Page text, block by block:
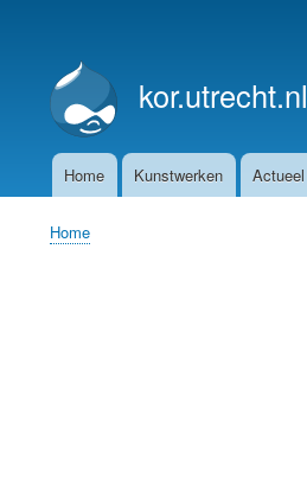
account
menu
kor.utrecht.nl
MainHome Kunstwerken Actueel
Breadcrumb
Home